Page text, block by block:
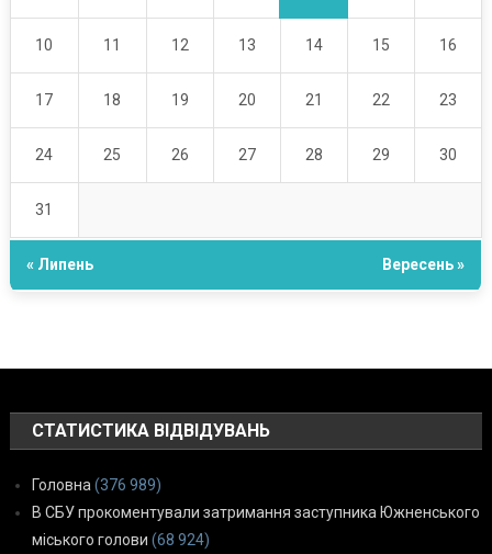
10 11 12 13 14 15 16
17 18 19 20 21 22 23
24 25 26 27 28 29 30
31
« Липень Вересень »
СТАТИСТИКА ВІДВІДУВАНЬ
Головна (376 989)
В СБУ прокоментували затримання заступника Южненського
міського голови (68 924)